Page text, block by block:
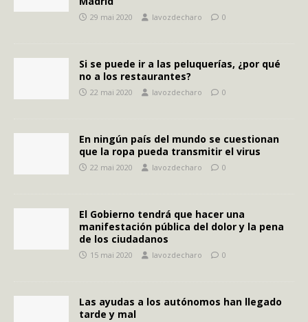
29 mai 2020 lavozdecharo 0
Si se puede ir a las peluquerías, ¿por qué
no a los restaurantes?
22 mai 2020 lavozdecharo 0
En ningún país del mundo se cuestionan
que la ropa pueda transmitir el virus
22 mai 2020 lavozdecharo 0
El Gobierno tendrá que hacer una
manifestación pública del dolor y la pena
de los ciudadanos
15 mai 2020 lavozdecharo 0
Las ayudas a los autónomos han llegado
tarde y mal